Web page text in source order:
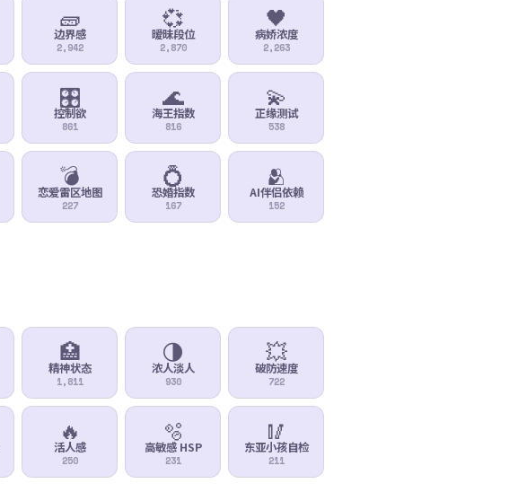
🧱
边界感
2,942
💞
暧昧段位
2,870
🖤
病娇浓度
2,263
🎛️
控制欲
861
🌊
海王指数
816
💫
正缘测试
538
💣
恋爱雷区地图
227
💍
恐婚指数
167
🫂
AI伴侣依赖
152
🏥
精神状态
1,811
🌗
浓人淡人
930
💥
破防速度
722
🔥
活人感
250
🫧
高敏感 HSP
231
🥢
东亚小孩自检
211